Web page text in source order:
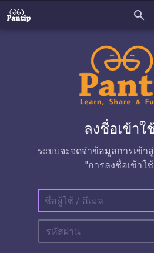
search
ลงชื่อเข้าใ
ระบบจะจดจำข้อมูลการเข้
"การลงชื่อเข้าใ